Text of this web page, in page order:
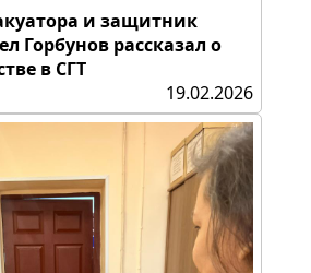
и защитник
Горбунов рассказал о
в СГТ
19.02.2026